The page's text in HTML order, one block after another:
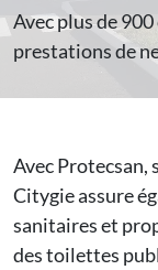
Avec plus de
prestations de
qu'en Île-de-
Avec Protecsan,
Citygie assure
sanitaires et
des toilettes